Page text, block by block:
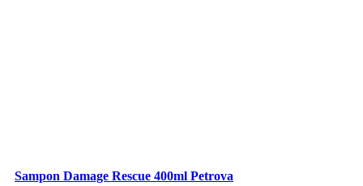
Sampon Damage Rescue 400ml Petrova